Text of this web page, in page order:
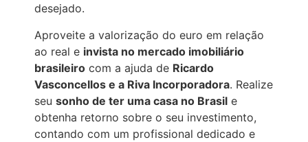
desejado.
Aproveite a valorização do euro em relação
ao real e invista no mercado imobiliário
brasileiro com a ajuda de Ricardo
Vasconcellos e a Riva Incorporadora. Realize
seu sonho de ter uma casa no Brasil e
obtenha retorno sobre o seu investimento,
contando com um profissional dedicado e